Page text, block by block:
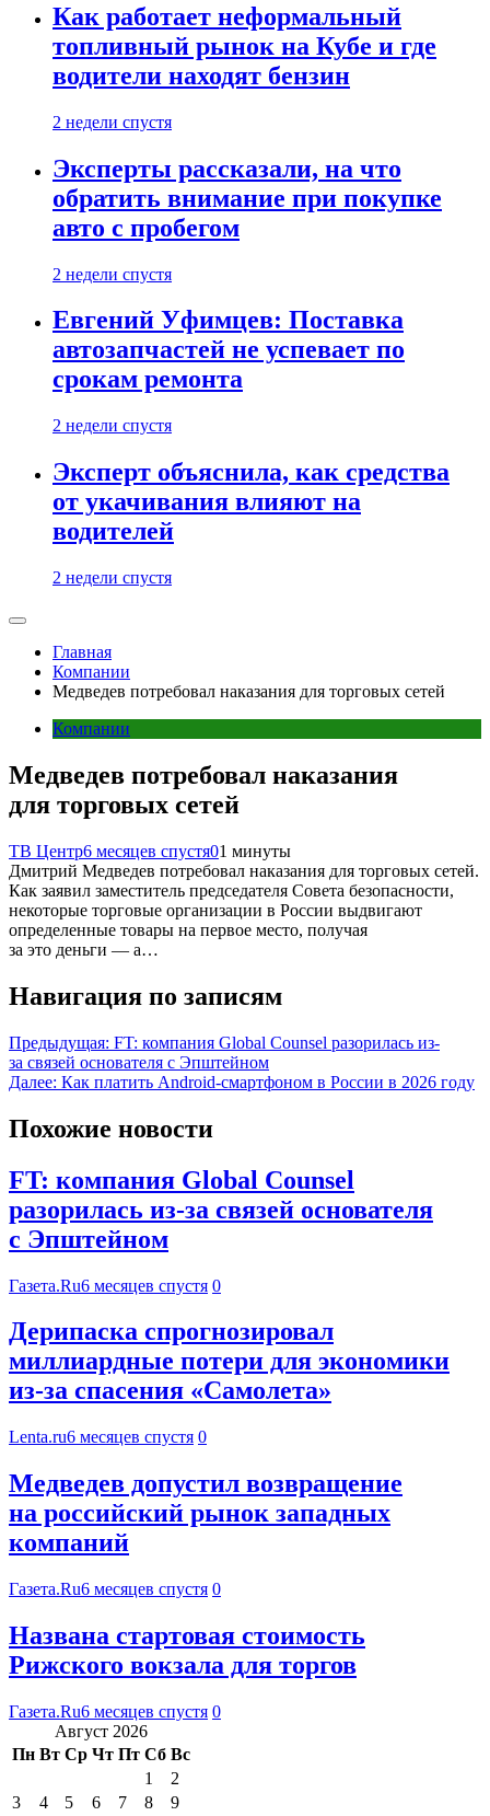
Как работает неформальный
топливный рынок на Кубе и где
водители находят бензин
2 недели спустя
Эксперты рассказали, на что
обратить внимание при покупке
авто с пробегом
2 недели спустя
Евгений Уфимцев: Поставка
автозапчастей не успевает по
срокам ремонта
2 недели спустя
Эксперт объяснила, как средства
от укачивания влияют на
водителей
2 недели спустя
Главная
Компании
Медведев потребовал наказания для торговых сетей
Компании
Медведев потребовал наказания
для торговых сетей
ТВ Центр6 месяцев спустя01 минуты
Дмитрий Медведев потребовал наказания для торговых сетей.
Как заявил заместитель председателя Совета безопасности,
некоторые торговые организации в России выдвигают
определенные товары на первое место, получая
за это деньги — а…
Навигация по записям
Предыдущая: FT: компания Global Counsel разорилась из-
за связей основателя с Эпштейном
Далее: Как платить Android-смартфоном в России в 2026 году
Похожие новости
FT: компания Global Counsel
разорилась из-за связей основателя
с Эпштейном
Газета.Ru6 месяцев спустя 0
Дерипаска спрогнозировал
миллиардные потери для экономики
из-за спасения «Самолета»
Lenta.ru6 месяцев спустя 0
Медведев допустил возвращение
на российский рынок западных
компаний
Газета.Ru6 месяцев спустя 0
Названа стартовая стоимость
Рижского вокзала для торгов
Газета.Ru6 месяцев спустя 0
Август 2026
Пн Вт Ср Чт Пт Сб Вс
1
2
3
4 5 6 7 8
9